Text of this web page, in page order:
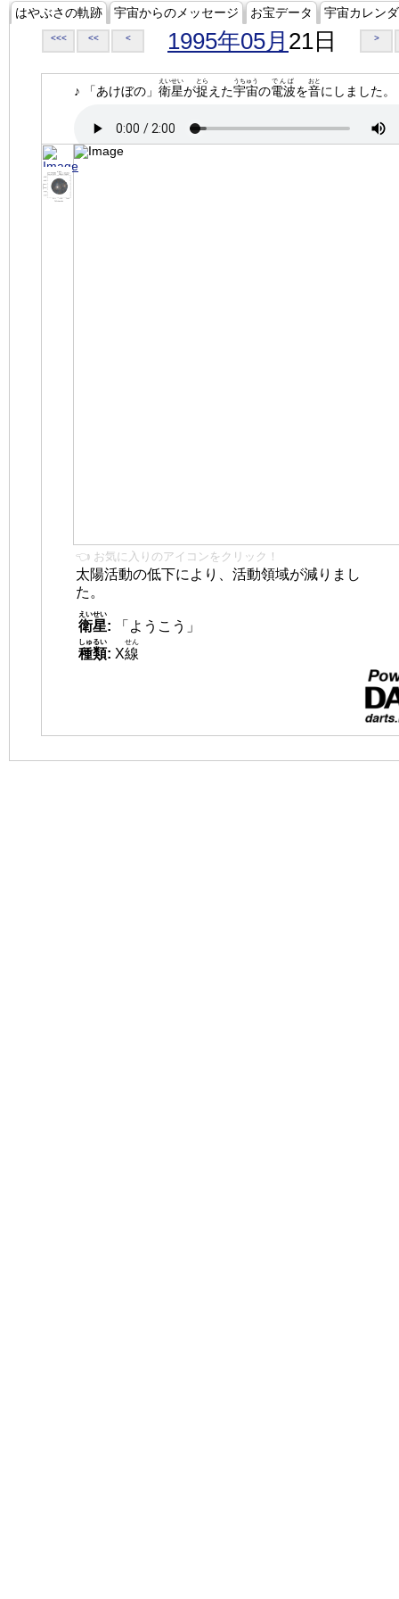
はやぶさの軌跡 宇宙からのメッセージ お宝データ 宇宙カレン
<<< << < 1995年05月 21日 >
♪ 「あけぼの」 衛星
えいせい
が捉
とら
えた宇宙
うちゅう
の電波
でんぱ
を音
おと
にしました。
👈 お気に入りのアイコンをクリック！
太陽活動の低下により、活動領域が減りまし
た。
衛星
えいせい
:
「ようこう」
種類
しゅるい
: X線
せん